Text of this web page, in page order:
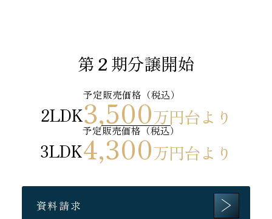
第２期分譲開始
2LDK
予定販売価格（税込）
3,500万円台より
3LDK
予定販売価格（税込）
4,300万円台より
資料請求